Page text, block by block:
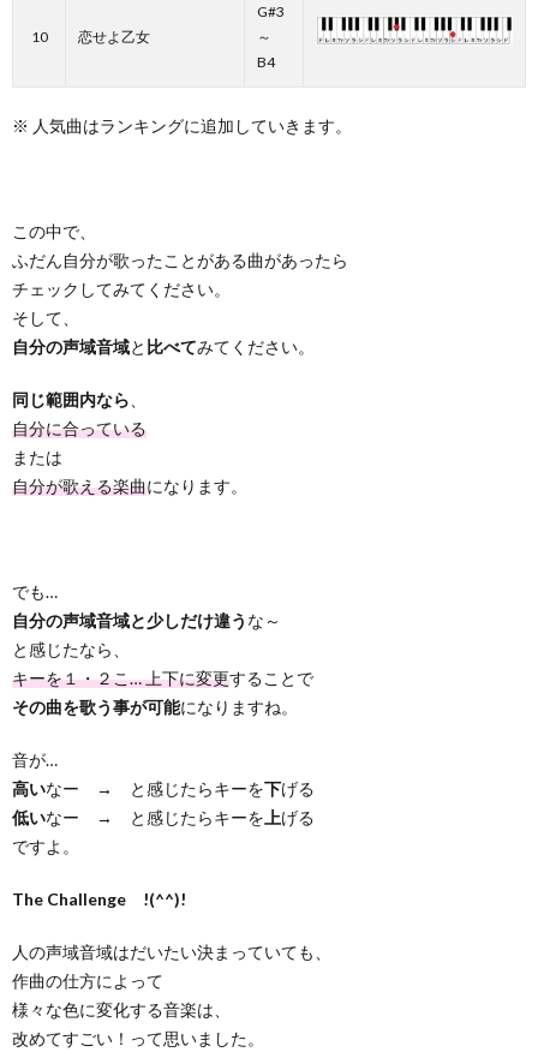
10 恋せよ乙女
G#3
～
B4
※ 人気曲はランキングに追加していきます。
この中で、
ふだん自分が歌ったことがある曲があったら
チェックしてみてください。
そして、
自分の声域音域と 比べてみてください。
同じ範囲内なら
自分に合っている
または
自分が歌える楽曲になります。
でも…
自分の声域音域と少しだけ違う な～
と感じたなら、
キーを１・２こ… 上下に変更することで
その曲を歌う事が可能になりますね。
音が…
高いなー → と感じたらキーを下げる
低いなー → と感じたらキーを 上げる
ですよ。
The Challenge !(^^)!
人の声域音域はだいたい決まっていても、
作曲の仕方によって
様々な色に変化する音楽は、
改めてすごい！って思いました。